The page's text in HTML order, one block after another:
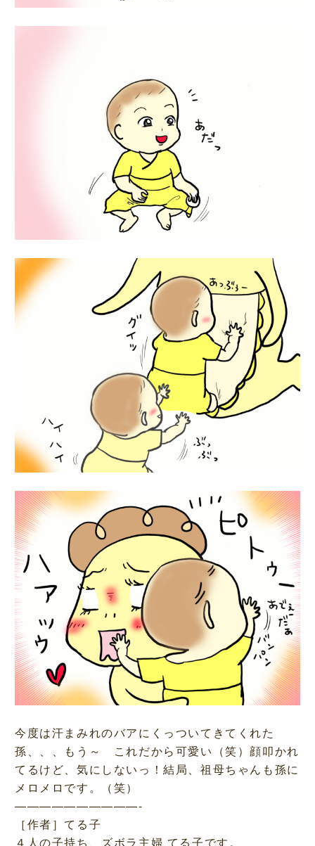
今度は汗まみれのバアにくっついてきてくれた
孫、、、もう～ これだから可愛い（笑）顔叩かれ
てるけど、気にしないっ！結局、祖母ちゃんも孫に
メロメロです。（笑）
——————————-
［作者］てる子
４人の子持ち、ズボラ主婦 てる子です。